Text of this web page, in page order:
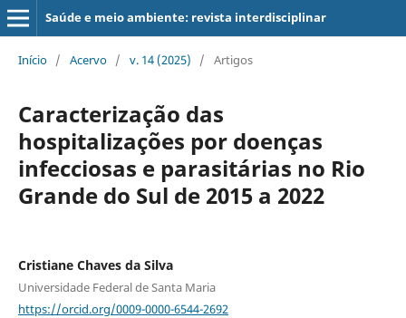
Saúde e meio ambiente: revista interdisciplinar
Início / Acervo / v. 14 (2025) / Artigos
Caracterização das
hospitalizações por doenças
infecciosas e parasitárias no Rio
Grande do Sul de 2015 a 2022
Cristiane Chaves da Silva
Universidade Federal de Santa Maria
https://orcid.org/0009-0000-6544-2692